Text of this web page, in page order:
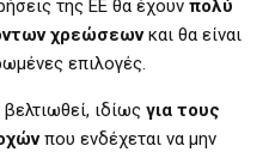
της ΕΕ θα έχουν πολύ
χρεώσεωνκαι θα είναι
επιλογές.
βελτιωθεί, ιδίως για τους
που ενδέχεται να μην